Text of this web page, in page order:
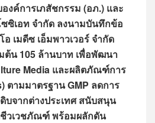
งค์การเภสัชกรรม (อภ.) และ
ซิเอท จำกัด ลงนามบันทึกข้อ
เมดีซ เอ็มพาวเวอร์ จำกัด
ต้น 105 ล้านบาท เพื่อพัฒนา
Media และผลิตภัณฑ์การ
ตามมาตรฐาน GMP ลดการ
บจากต่างประเทศ สนับสนุน
วเวชภัณฑ์ พร้อมผลักดัน